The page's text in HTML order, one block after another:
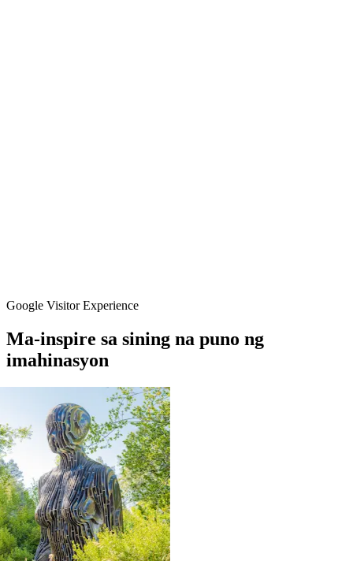
Google Visitor Experience
Ma-inspire sa sining na puno ng
imahinasyon